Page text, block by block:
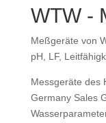
WTW -
Meßgeräte von
pH, LF,
Messgeräte des
Germany Sales